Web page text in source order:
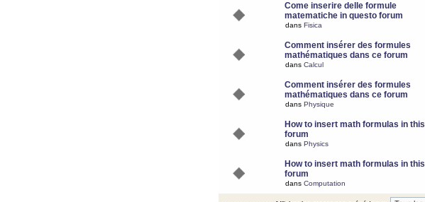
Come inserire delle formule
matematiche in questo forum
dans Fisica
Comment insérer des formules
mathématiques dans ce forum
dans Calcul
Comment insérer des formules
mathématiques dans ce forum
dans Physique
How to insert math formulas in this
forum
dans Physics
How to insert math formulas in this
forum
dans Computation